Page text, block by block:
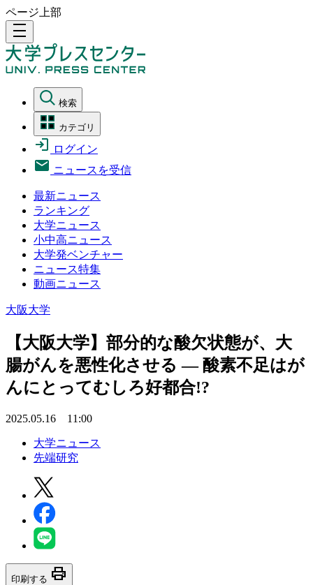
ページ上部
density_medium
検索
カテゴリ
ログイン
ニュースを受信
最新ニュース
ランキング
大学ニュース
小中高ニュース
大学発ベンチャー
ニュース特集
動画ニュース
大阪大学
【大阪大学】部分的な酸欠状態が、大
腸がんを悪性化させる ― 酸素不足はが
んにとってむしろ好都合!?
2025.05.16 11:00
大学ニュース
先端研究
印刷する print